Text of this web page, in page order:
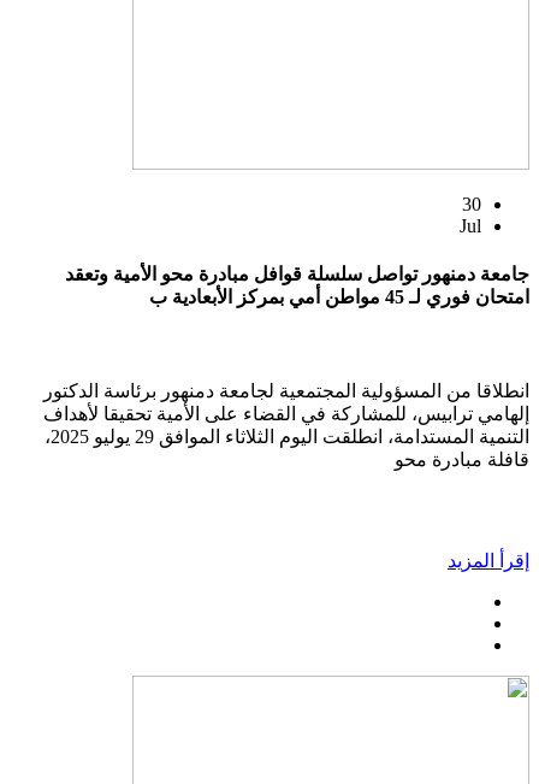
30
Jul
جامعة دمنهور تواصل سلسلة قوافل مبادرة محو الأمية وتعقد
امتحان فوري لـ 45 مواطن أمي بمركز الأبعادية ب
انطلاقا من المسؤولية المجتمعية لجامعة دمنهور برئاسة الدكتور
إلهامي ترابيس، للمشاركة في القضاء على الأمية تحقيقا لأهداف
التنمية المستدامة، انطلقت اليوم الثلاثاء الموافق 29 يوليو 2025،
قافلة مبادرة محو
إقرأ المزيد